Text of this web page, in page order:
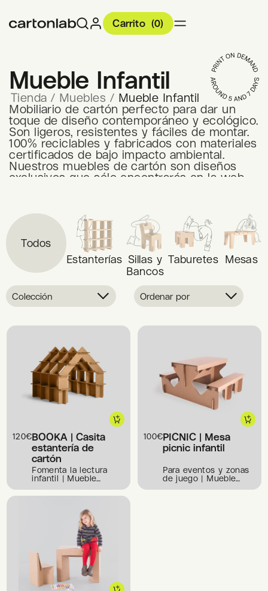
Carrito (0)
Mueble Infantil
Tienda / Muebles / Mueble Infantil
Mobiliario de cartón perfecto para dar un
toque de diseño contemporáneo y ecológico.
Son ligeros, resistentes y fáciles de montar.
100% reciclables y fabricados con materiales
certificados de bajo impacto ambiental.
Nuestros muebles de cartón son diseños
exclusivos que sólo encontrarás en la web
Todos
Estanterías Sillas y
Bancos
Taburetes Mesas
Colección Ordenar por
BOOKA | Casita
estantería de
cartón
Fomenta la lectura
infantil | Mueble
120€
PICNIC | Mesa
picnic infantil
Para eventos y zonas
de juego | Mueble
100€